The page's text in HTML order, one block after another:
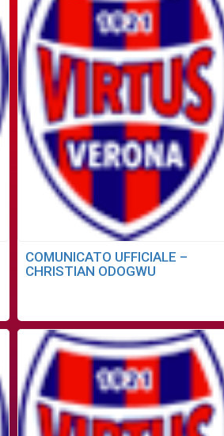
COMUNICATO UFFICIALE –
CHRISTIAN ODOGWU